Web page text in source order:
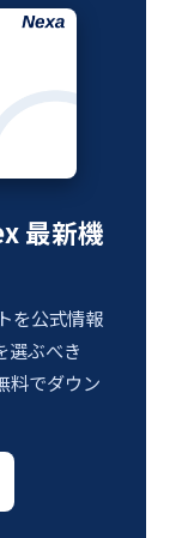
最新機
を公式情報
選ぶべき
料でダウン